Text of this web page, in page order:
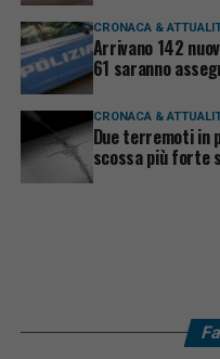
CRONACA &
Arrivano 142
61 saranno
CRONACA &
Due terremoti in
scossa più forte